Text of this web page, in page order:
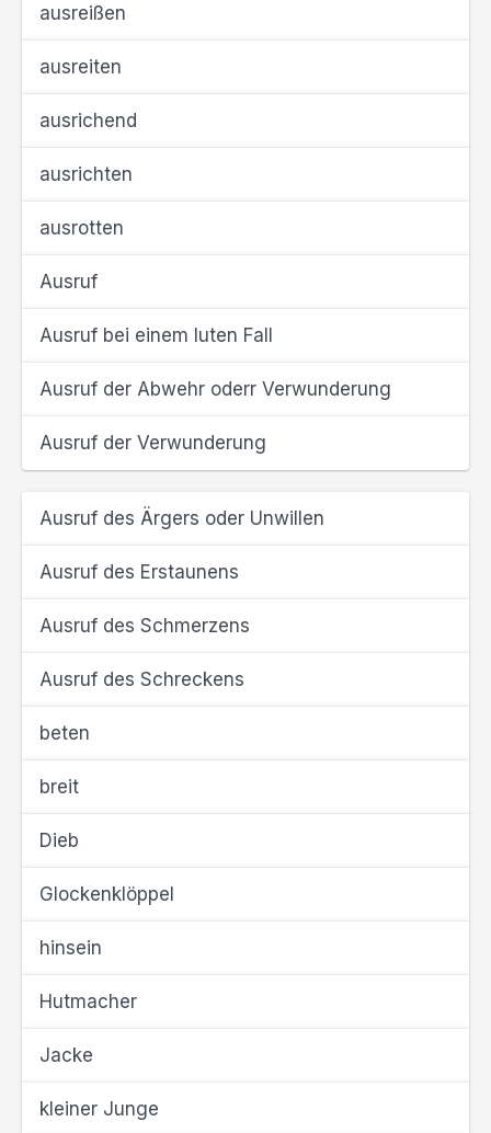
ausreißen
ausreiten
ausrichend
ausrichten
ausrotten
Ausruf
Ausruf bei einem luten Fall
Ausruf der Abwehr oderr Verwunderung
Ausruf der Verwunderung
Ausruf des Ärgers oder Unwillen
Ausruf des Erstaunens
Ausruf des Schmerzens
Ausruf des Schreckens
beten
breit
Dieb
Glockenklöppel
hinsein
Hutmacher
Jacke
kleiner Junge